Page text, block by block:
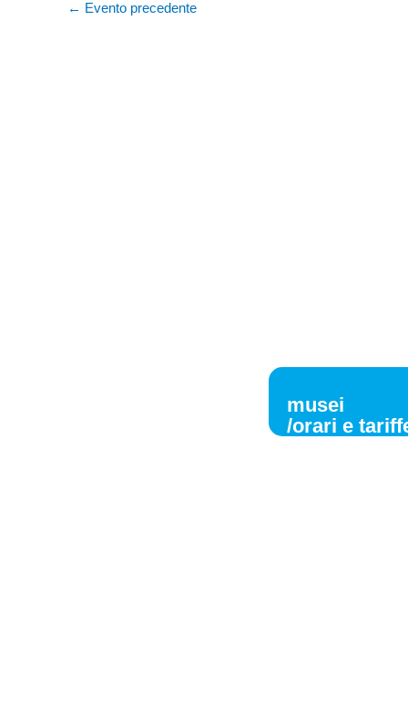
← Evento precedente
musei
/orari e